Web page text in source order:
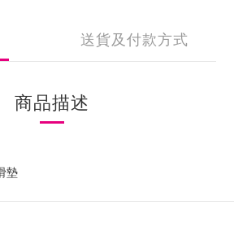
送貨及付款方式
商品描述
墊